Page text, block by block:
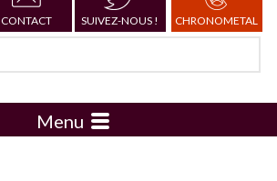
CONTACT SUIVEZ-NOUS ! CHRONOMETAL
Menu